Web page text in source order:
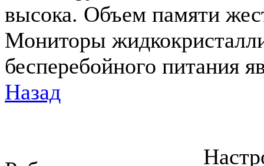
высока. Объем памяти
Мониторы
бесперебойного питания
Назад